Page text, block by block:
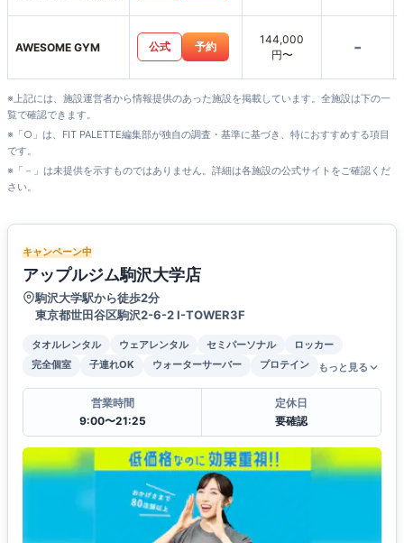
AWESOME GYM 公式 予約
144,000
円〜
-
※上記には、施設運営者から情報提供のあった施設を掲載しています。全施設は下の一
覧で確認できます。
※「○」は、FIT PALETTE編集部が独自の調査・基準に基づき、特におすすめする項目
です。
※「－」は未提供を示すものではありません。詳細は各施設の公式サイトをご確認くだ
さい。
キャンペーン中
アップルジム駒沢大学店
駒沢大学駅から徒歩2分
東京都世田谷区駒沢2-6-2 I-TOWER3F
タオルレンタル ウェアレンタル セミパーソナル
ロッカー
完全個室
子連れOK ウォーターサーバー プロテイン もっと見る
営業時間
9:00〜21:25
定休日
要確認